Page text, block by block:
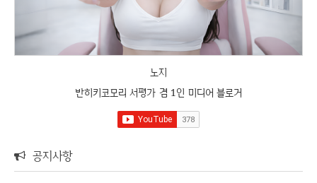
노지
반히키코모리 서평가 겸 1인 미디어 블로거
공지사항